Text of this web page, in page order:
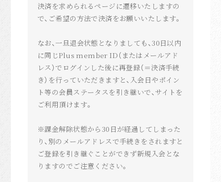
Movie
anoim Check
Archive
Join
Login
Home
決済を求められるページに遷移いたしますの
で、ご希望の方法で決済をお願いいたします。
なお、一旦退会状態となりましても、30日以内
に同じPlus member ID（またはメールアド
レス）でログインした後に再登録（＝決済手続
き）を行っていただきますと、入会日やポイン
ト等の会員ステータスを引き継いで、サイトを
ご利用頂けます。
※課金解除状態から30日が経過してしまった
り、別のメールアドレスで手続きをされますと
ご登録を引き継ぐことができず新規入会とな
りますのでご注意ください。